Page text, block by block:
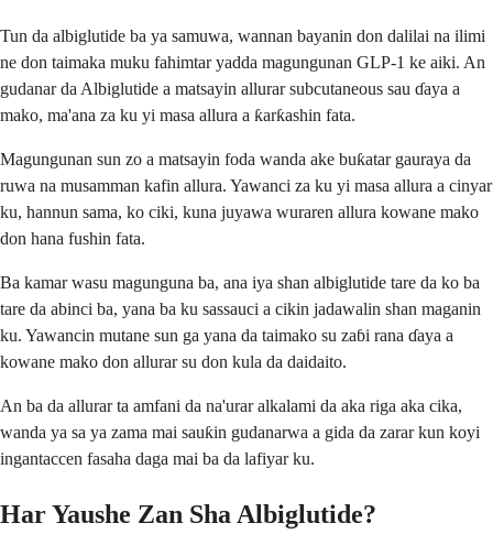
Tun da albiglutide ba ya samuwa, wannan bayanin don dalilai na ilimi
ne don taimaka muku fahimtar yadda magungunan GLP-1 ke aiki. An
gudanar da Albiglutide a matsayin allurar subcutaneous sau ɗaya a
mako, ma'ana za ku yi masa allura a ƙarƙashin fata.
Magungunan sun zo a matsayin foda wanda ake buƙatar gauraya da
ruwa na musamman kafin allura. Yawanci za ku yi masa allura a cinyar
ku, hannun sama, ko ciki, kuna juyawa wuraren allura kowane mako
don hana fushin fata.
Ba kamar wasu magunguna ba, ana iya shan albiglutide tare da ko ba
tare da abinci ba, yana ba ku sassauci a cikin jadawalin shan maganin
ku. Yawancin mutane sun ga yana da taimako su zaɓi rana ɗaya a
kowane mako don allurar su don kula da daidaito.
An ba da allurar ta amfani da na'urar alkalami da aka riga aka cika,
wanda ya sa ya zama mai sauƙin gudanarwa a gida da zarar kun koyi
ingantaccen fasaha daga mai ba da lafiyar ku.
Har Yaushe Zan Sha Albiglutide?